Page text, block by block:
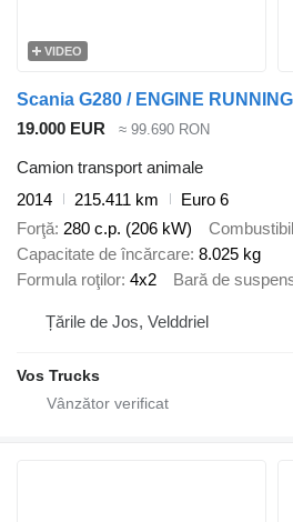
VIDEO
19.000 EUR ≈ 99.690 RON
Camion transport animale
2014
215.411 km
Euro 6
Forţă 280 c.p. (206 kW) Combustibil
Capacitate de încărcare 8.025 kg
Formula roţilor 4x2 Bară de
Țările de Jos, Velddriel
Vos Trucks